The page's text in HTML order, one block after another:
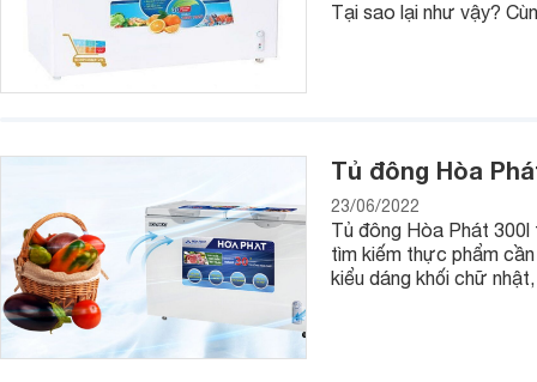
Tại sao lại như vậy?
Tủ đông Hòa
23/06/2022
Tủ đông Hòa Phát 300l
tìm kiếm thực phẩm
kiểu dáng khối chữ